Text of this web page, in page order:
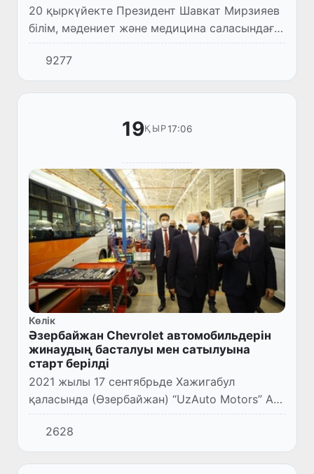
20 қыркүйекте Президент Шавкат Мирзияев
білім, мәдениет және медицина саласындағы
құрылыс жобалардың таныстырылымына
қатысты.
9277
19ҚЫР17:06
Көлік
Әзербайжан Chevrolet автомобильдерін
жинаудың басталуы мен сатылуына
старт берілді
2021 жылы 17 сентябрьде Хажигабул
қаласында (Өзербайжан) “UzAuto Motors” АҚ
және “SamAvto” зауытының өндірістік
желісінің салтанатты ашылуы өтті.
2628